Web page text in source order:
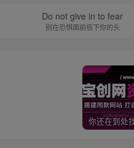
Do not give in to fear
别在恐惧面前低下你的头